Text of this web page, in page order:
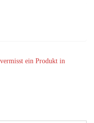
ein Produkt in